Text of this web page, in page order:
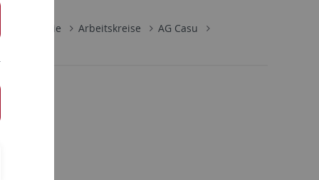
Chemie Arbeitskreise
AG Casu